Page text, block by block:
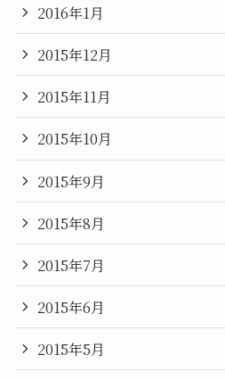
2016年1月
2015年12月
2015年11月
2015年10月
2015年9月
2015年8月
2015年7月
2015年6月
2015年5月